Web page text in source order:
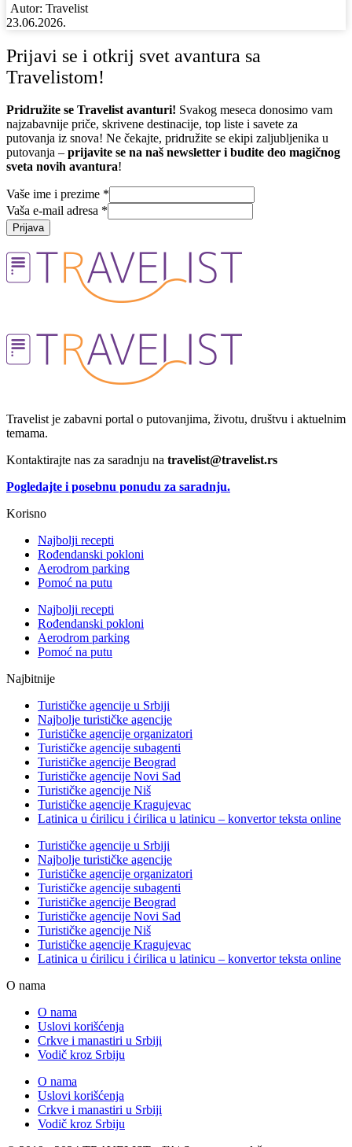
Autor: Travelist
23.06.2026.
Prijavi se i otkrij svet avantura sa
Travelistom!
Pridružite se Travelist avanturi! Svakog meseca donosimo vam
najzabavnije priče, skrivene destinacije, top liste i savete za
putovanja iz snova! Ne čekajte, pridružite se ekipi zaljubljenika u
putovanja – prijavite se na naš newsletter i budite deo magičnog
sveta novih avantura!
Vaše ime i prezime *
Vaša e-mail adresa *
Prijava
Travelist je zabavni portal o putovanjima, životu, društvu i aktuelnim
temama.
Kontaktirajte nas za saradnju na travelist@travelist.rs
Pogledajte i posebnu ponudu za saradnju.
Korisno
Najbolji recepti
Rođendanski pokloni
Aerodrom parking
Pomoć na putu
Najbolji recepti
Rođendanski pokloni
Aerodrom parking
Pomoć na putu
Najbitnije
Turističke agencije u Srbiji
Najbolje turističke agencije
Turističke agencije organizatori
Turističke agencije subagenti
Turističke agencije Beograd
Turističke agencije Novi Sad
Turističke agencije Niš
Turističke agencije Kragujevac
Latinica u ćirilicu i ćirilica u latinicu – konvertor teksta online
Turističke agencije u Srbiji
Najbolje turističke agencije
Turističke agencije organizatori
Turističke agencije subagenti
Turističke agencije Beograd
Turističke agencije Novi Sad
Turističke agencije Niš
Turističke agencije Kragujevac
Latinica u ćirilicu i ćirilica u latinicu – konvertor teksta online
O nama
O nama
Uslovi korišćenja
Crkve i manastiri u Srbiji
Vodič kroz Srbiju
O nama
Uslovi korišćenja
Crkve i manastiri u Srbiji
Vodič kroz Srbiju